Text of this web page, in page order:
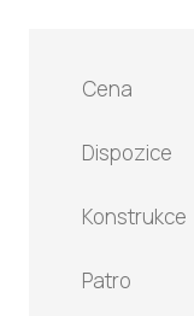
Cena
Dispozice
Konstrukce
Patro